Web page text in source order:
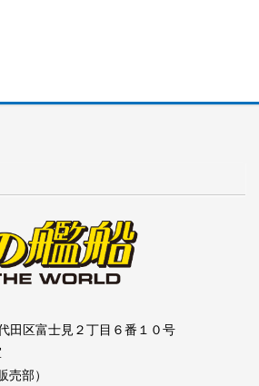
区富士見２丁目６番１０号
部）